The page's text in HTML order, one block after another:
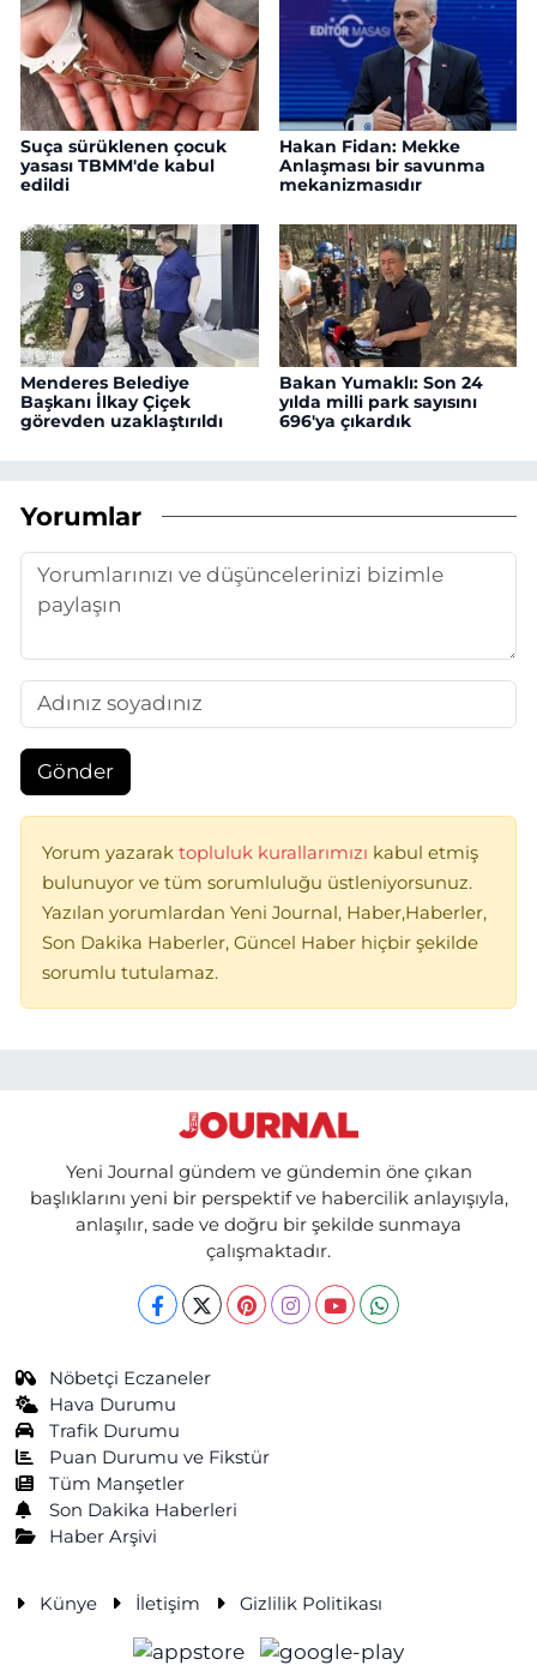
Suça sürüklenen çocuk
yasası TBMM'de kabul
edildi
Hakan Fidan: Mekke
Anlaşması bir savunma
mekanizmasıdır
Menderes Belediye
Başkanı İlkay Çiçek
görevden uzaklaştırıldı
Bakan Yumaklı: Son 24
yılda milli park sayısını
696'ya çıkardık
Yorumlar
Gönder
Yorum yazarak topluluk kurallarımızı kabul etmiş
bulunuyor ve tüm sorumluluğu üstleniyorsunuz.
Yazılan yorumlardan Yeni Journal, Haber,Haberler,
Son Dakika Haberler, Güncel Haber hiçbir şekilde
sorumlu tutulamaz.
Yeni Journal gündem ve gündemin öne çıkan
başlıklarını yeni bir perspektif ve habercilik anlayışıyla,
anlaşılır, sade ve doğru bir şekilde sunmaya
çalışmaktadır.
Nöbetçi Eczaneler
Hava Durumu
Trafik Durumu
Puan Durumu ve Fikstür
Tüm Manşetler
Son Dakika Haberleri
Haber Arşivi
Künye İletişim Gizlilik Politikası